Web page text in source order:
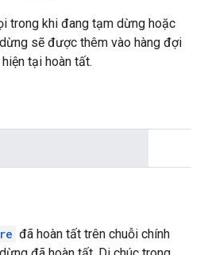
trong khi đang tạm dừng hoặc
sẽ được thêm vào hàng đợi
tại hoàn tất.
đã hoàn tất trên chuỗi chính